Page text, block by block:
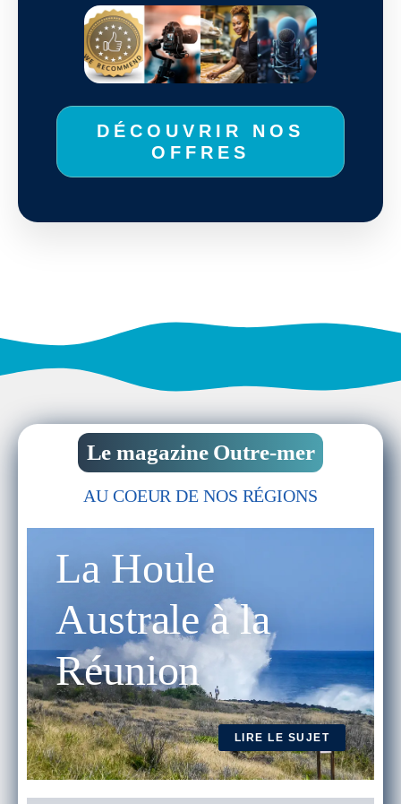
DÉCOUVRIR NOS
OFFRES
Le magazine Outre-mer
AU COEUR DE NOS RÉGIONS
La Houle
Australe à la
Réunion
LIRE LE SUJET